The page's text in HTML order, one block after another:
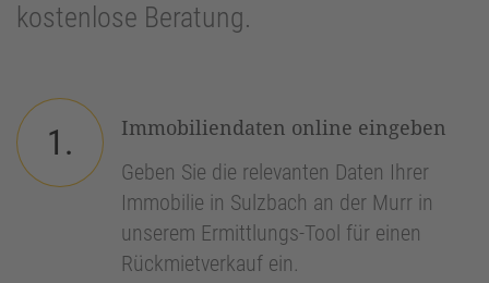
kostenlose Beratung.
1.
Immobiliendaten online eingeben
Geben Sie die relevanten Daten Ihrer
Immobilie in Sulzbach an der Murr in
unserem Ermittlungs-Tool für einen
Rückmietverkauf ein.